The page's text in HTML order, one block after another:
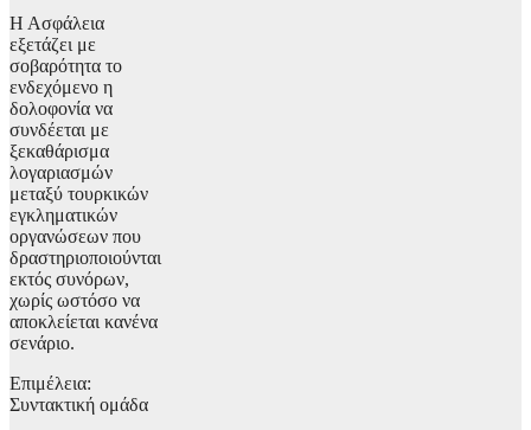
Η Ασφάλεια
εξετάζει με
σοβαρότητα το
ενδεχόμενο η
δολοφονία να
συνδέεται με
ξεκαθάρισμα
λογαριασμών
μεταξύ τουρκικών
εγκληματικών
οργανώσεων που
δραστηριοποιούνται
εκτός συνόρων,
χωρίς ωστόσο να
αποκλείεται κανένα
σενάριο.
Επιμέλεια:
Συντακτική ομάδα